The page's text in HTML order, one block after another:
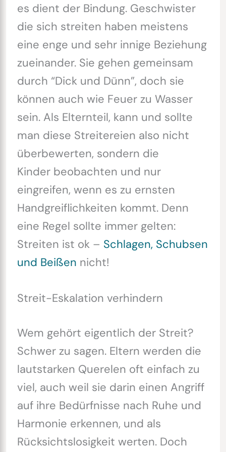
es dient der Bindung. Geschwister
die sich streiten haben meistens
eine enge und sehr innige Beziehung
zueinander. Sie gehen gemeinsam
durch “Dick und Dünn”, doch sie
können auch wie Feuer zu Wasser
sein. Als Elternteil, kann und sollte
man diese Streitereien also nicht
überbewerten, sondern die
Kinder beobachten und nur
eingreifen, wenn es zu ernsten
Handgreiflichkeiten kommt. Denn
eine Regel sollte immer gelten:
Streiten ist ok – Schlagen, Schubsen
und Beißen nicht!
Streit-Eskalation verhindern
Wem gehört eigentlich der Streit?
Schwer zu sagen. Eltern werden die
lautstarken Querelen oft einfach zu
viel, auch weil sie darin einen Angriff
auf ihre Bedürfnisse nach Ruhe und
Harmonie erkennen, und als
Rücksichtslosigkeit werten. Doch